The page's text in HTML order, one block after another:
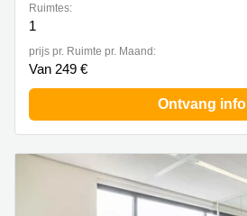
Ruimtes:
1
prijs pr. Ruimte pr. Maand:
Van 249 €
Ontvang info